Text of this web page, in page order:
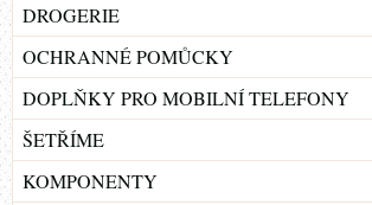
DROGERIE
OCHRANNÉ POMŮCKY
DOPLŇKY PRO MOBILNÍ TELEFONY
ŠETŘÍME
KOMPONENTY